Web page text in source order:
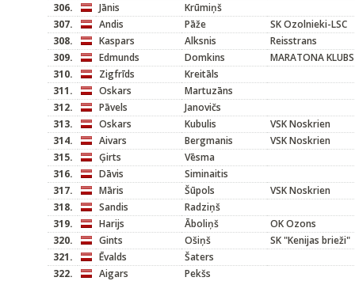
306.
Jānis
Krūmiņš
307.
Andis Pāže
SK Ozolnieki-LSC
308.
Kaspars Alksnis
Reisstrans
309.
Edmunds Domkins
MARATONA KLUBS
310.
Zigfrīds
Kreitāls
311.
Oskars
Martuzāns
312.
Pāvels
Janovičs
313.
Oskars Kubulis
VSK Noskrien
314.
Aivars Bergmanis
VSK Noskrien
315.
Ģirts
Vēsma
316.
Dāvis
Siminaitis
317.
Māris Šūpols
VSK Noskrien
318.
Sandis
Radziņš
319.
Harijs Āboliņš
OK Ozons
320.
Gints Ošiņš
SK "Kenijas brieži"
321.
Ēvalds
Šaters
322.
Aigars Pekšs